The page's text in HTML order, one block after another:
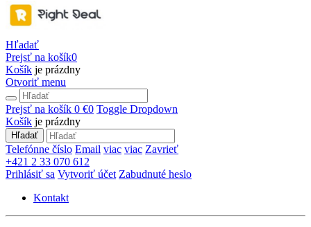
Hľadať
Prejsť na košík0
Košík je prázdny
Otvoriť menu
Prejsť na košík 0 €0 Toggle Dropdown
Košík je prázdny
Hľadať
Telefónne číslo Email viac viac Zavrieť
+421 2 33 070 612
Prihlásiť sa Vytvoriť účet Zabudnuté heslo
Kontakt